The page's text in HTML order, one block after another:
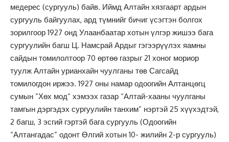
медерес (сургууль) байв. Иймд Алтайн хязгаарт ардын
сургууль байгуулах, ард түмнийг бичиг үсэгтэн болгох
зорилгоор 1927 онд Улаанбаатар хотын үлгэр жишээ бага
сургуулийн багш Ц. Намсрай Ардыг гэгээрүүлэх яамны
сайдын томилолтоор 70 өртөө газрыг 21 хоног мориор
туулж Алтайн урианхайн чуулганы төв Сагсайд
томилогдон иржээ. 1927 оны намар одоогийн Алтанцөгц
сумын ”Хөх мод” хэмээх газар “Алтай-хааны чуулганы
тамгын дэргэдэх сургуулийн танхим” нэртэй 25 хүүхэдтэй,
2 багш, 3 эсгий гэртэй бага сургууль (Одоогийн
“Алтангадас” одонт Өлгий хотын 10- жилийн 2-р сургууль)